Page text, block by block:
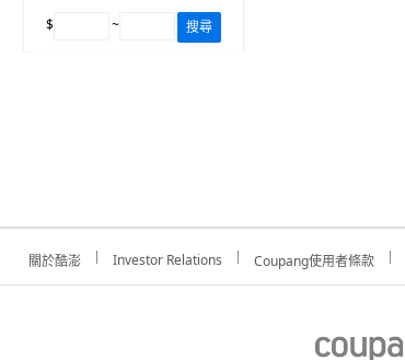
$ ~ 搜尋
關於酷澎 Investor Relations Coupang使用者條款